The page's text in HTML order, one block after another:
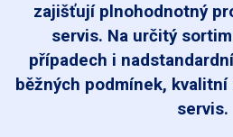
zajišťují plnohodnotný
servis. Na určitý
případech i
běžných podmínek,
servis.